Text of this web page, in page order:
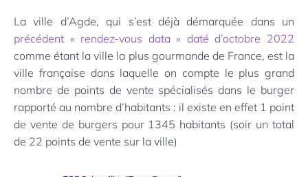
La ville d’Agde, qui s’est déjà démarquée dans un
précédent « rendez-vous data » daté d’octobre 2022
comme étant la ville la plus gourmande de France, est la
ville française dans laquelle on compte le plus grand
nombre de points de vente spécialisés dans le burger
rapporté au nombre d’habitants : il existe en effet 1 point
de vente de burgers pour 1345 habitants (soir un total
de 22 points de vente sur la ville)